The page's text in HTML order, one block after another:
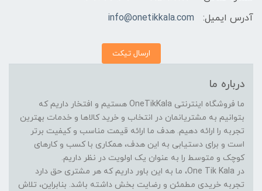
آدرس ایمیل:
info@onetikkala.com
ارسال تیکت
درباره ما
ما فروشگاه اینترنتی OneTikKala هستیم و افتخار داریم که
بتوانیم به مشتریانمان در انتخاب و خرید کالاها و خدمات بهترین
تجربه را ارائه دهیم. هدف ما ارائه قیمت مناسب و کیفیت برتر
است و برای دستیابی به این هدف، همکاری با کسب و کارهای
کوچک و متوسط را به عنوان یک اولویت در نظر داریم.
در One Tik Kala، ما به این باور داریم که هر مشتری حق دارد
تجربه خریدی مطمئن و رضایت بخش داشته باشد. بنابراین، تلاش